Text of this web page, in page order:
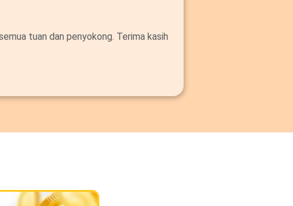
tuan dan penyokong. Terima kasih